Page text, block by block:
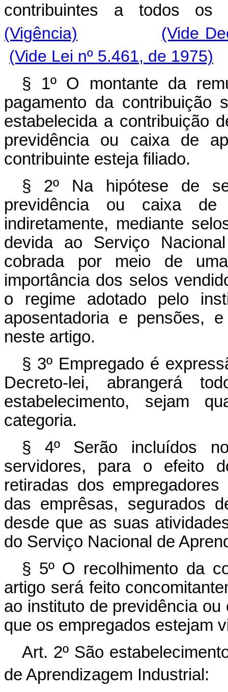
contribuintes a todos os
(Vigência)
(Vide
(Vide Lei nº 5.461, de 1975)
§ 1º O montante da
pagamento da
estabelecida a contribuição
previdência ou caixa de
contribuinte esteja filiado.
§ 2º Na hipótese de
previdência ou caixa de
indiretamente, mediante
devida ao Serviço
cobrada por meio de
importância dos selos
o regime adotado pelo
aposentadoria e pensões,
neste artigo.
§ 3º Empregado é
Decreto-lei, abrangerá
estabelecimento, sejam
categoria.
§ 4º Serão incluídos
servidores, para o efeito
retiradas dos
das emprêsas, segurados
desde que as suas
do Serviço Nacional de
§ 5º O recolhimento da
artigo será feito
ao instituto de previdência
que os empregados estejam
Art. 2º São
de Aprendizagem Industrial: